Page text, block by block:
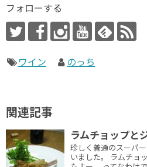
フォローする
ワイン のっち
関連記事
ラムチョップと
珍しく普通のスーパ
いました。 ラムチョ